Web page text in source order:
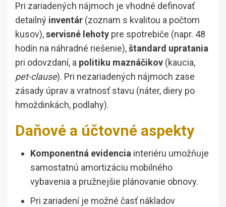
Pri zariadených nájmoch je vhodné definovať
detailný inventár (zoznam s kvalitou a počtom
kusov),servisné lehoty pre spotrebiče (napr. 48
hodín na náhradné riešenie),štandard upratania
pri odovzdaní, a politiku maznáčikov (kaucia,
pet-clause). Pri nezariadených nájmoch zase
zásady úprav a vratnosť stavu (náter, diery po
hmoždinkách, podlahy).
Daňové a účtovné aspekty
Komponentná evidencia interiéru umožňuje
samostatnú amortizáciu mobilného
vybavenia a pružnejšie plánovanie obnovy.
Pri zariadení je možné časť nákladov